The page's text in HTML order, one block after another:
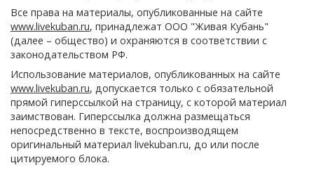
Все права на материалы, опубликованные на сайте
www.livekuban.ru, принадлежат ООО "Живая Кубань"
(далее – общество) и охраняются в соответствии с
законодательством РФ.
Использование материалов, опубликованных на сайте
www.livekuban.ru, допускается только с обязательной
прямой гиперссылкой на страницу, с которой материал
заимствован. Гиперссылка должна размещаться
непосредственно в тексте, воспроизводящем
оригинальный материал livekuban.ru, до или после
цитируемого блока.